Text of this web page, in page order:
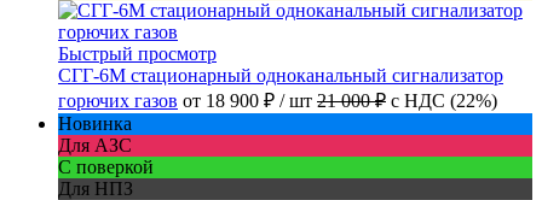
Быстрый просмотр
СГГ-6М стационарный одноканальный сигнализатор
горючих газов от 18 900 ₽ / шт 21 000 ₽ с НДС (22%)
Новинка
Для АЗС
С поверкой
Для НПЗ